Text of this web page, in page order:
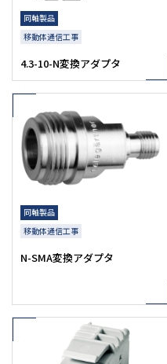
同軸製品
移動体通信工事
4.3-10-N変換アダプタ
同軸製品
移動体通信工事
N-SMA変換アダプタ